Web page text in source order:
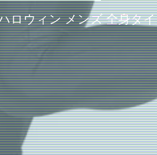
ロウィン メンズ 全身タ